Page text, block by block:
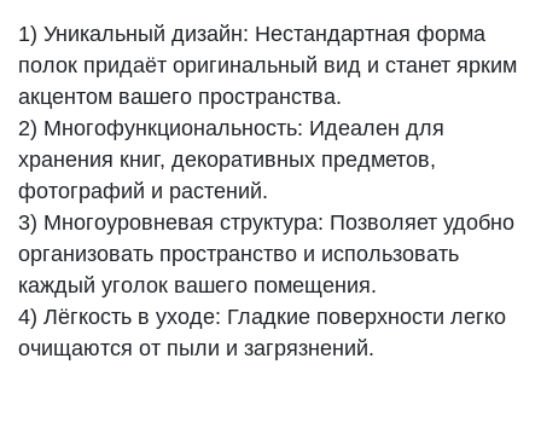
1) Уникальный дизайн: Нестандартная форма
полок придаёт оригинальный вид и станет ярким
акцентом вашего пространства.
2) Многофункциональность: Идеален для
хранения книг, декоративных предметов,
фотографий и растений.
3) Многоуровневая структура: Позволяет удобно
организовать пространство и использовать
каждый уголок вашего помещения.
4) Лёгкость в уходе: Гладкие поверхности легко
очищаются от пыли и загрязнений.